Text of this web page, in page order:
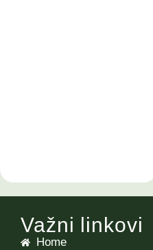
Važni linkovi
Home